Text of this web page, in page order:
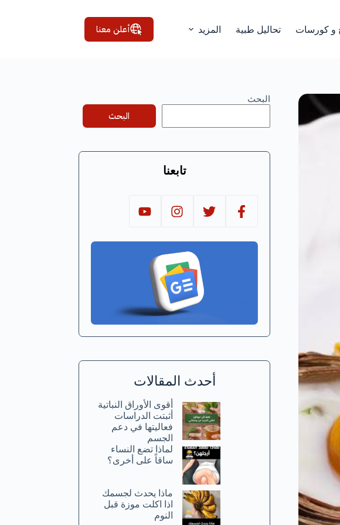
و كورسات تحاليل طبية المزيد أعلن معنا
البحث
البحث
تابعنا
أحدث المقالات
أقوى الأوراق النباتية
أثبتت الدراسات
فعاليتها في دعم
الجسم
لماذا تضع النساء
ساقاً على أخرى؟
ماذا يحدث لجسمك
اذا اكلت موزة قبل
النوم